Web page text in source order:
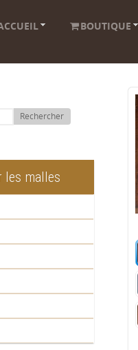
BOUTIQUE
Rechercher
les malles